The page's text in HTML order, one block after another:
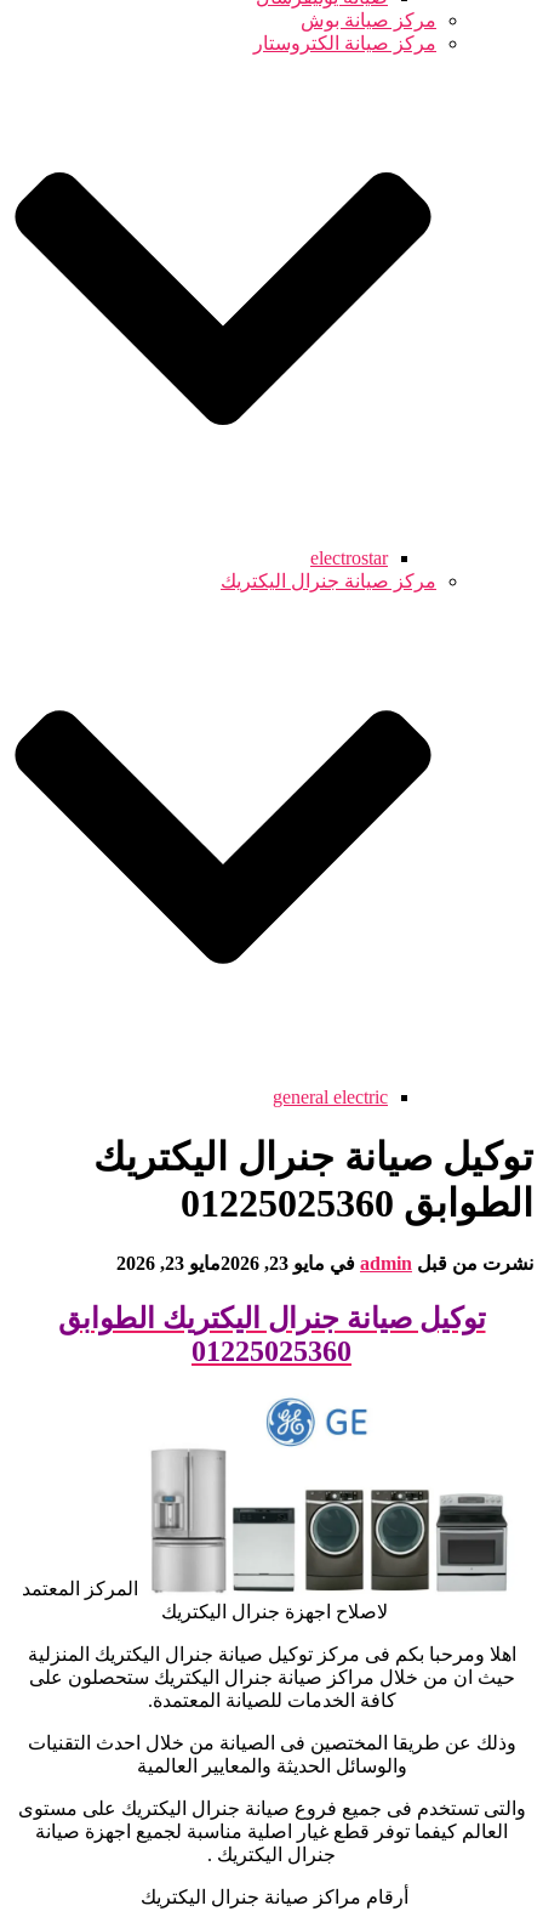
مركز صيانة بوش
مركز صيانة الكتروستار
electrostar
مركز صيانة جنرال اليكتريك
general electric
توكيل صيانة جنرال اليكتريك
الطوابق 01225025360
نشرت من قبل admin في مايو 23, 2026 مايو 23, 2026
توكيل صيانة جنرال اليكتريك الطوابق
01225025360
المركز المعتمد
لاصلاح اجهزة جنرال اليكتريك
اهلا ومرحبا بكم فى مركز توكيل صيانة جنرال اليكتريك المنزلية
حيث ان من خلال مراكز صيانة جنرال اليكتريك ستحصلون على
كافة الخدمات للصيانة المعتمدة.
وذلك عن طريقا المختصين فى الصيانة من خلال احدث التقنيات
والوسائل الحديثة والمعايير العالمية
والتى تستخدم فى جميع فروع صيانة جنرال اليكتريك على مستوى
العالم كيفما توفر قطع غيار اصلية مناسبة لجميع اجهزة صيانة
جنرال اليكتريك .
أرقام مراكز صيانة جنرال اليكتريك